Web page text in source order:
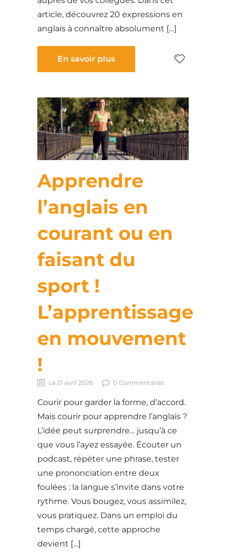
article, découvrez 20 expressions en
anglais à connaître absolument […]
En savoir plus
Apprendre
l’anglais en
courant ou en
faisant du
sport !
L’apprentissage
en mouvement
!
Le 21 avril 2026 0 Commentaires
Courir pour garder la forme, d’accord.
Mais courir pour apprendre l’anglais ?
L’idée peut surprendre… jusqu’à ce
que vous l’ayez essayée. Écouter un
podcast, répéter une phrase, tester
une prononciation entre deux
foulées : la langue s’invite dans votre
rythme. Vous bougez, vous assimilez,
vous pratiquez. Dans un emploi du
temps chargé, cette approche
devient […]